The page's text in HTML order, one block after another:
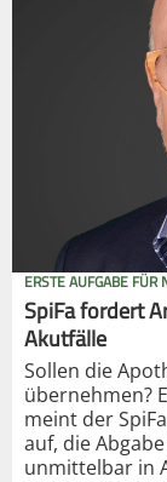
ERSTE AUFGABE
SpiFa fordert
Akutfälle
Sollen die
übernehmen?
meint der
auf, die
unmittelbar in